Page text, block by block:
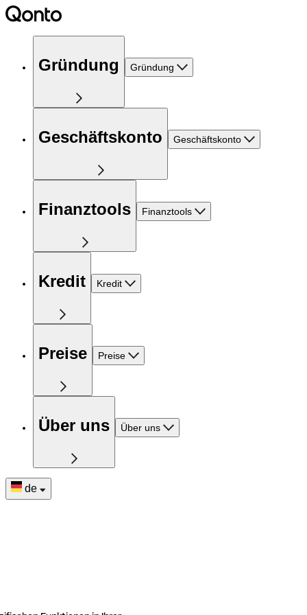
Gründung Gründung
Geschäftskonto Geschäftskonto
Finanztools Finanztools
Kredit Kredit
Preise Preise
Über uns Über uns
de